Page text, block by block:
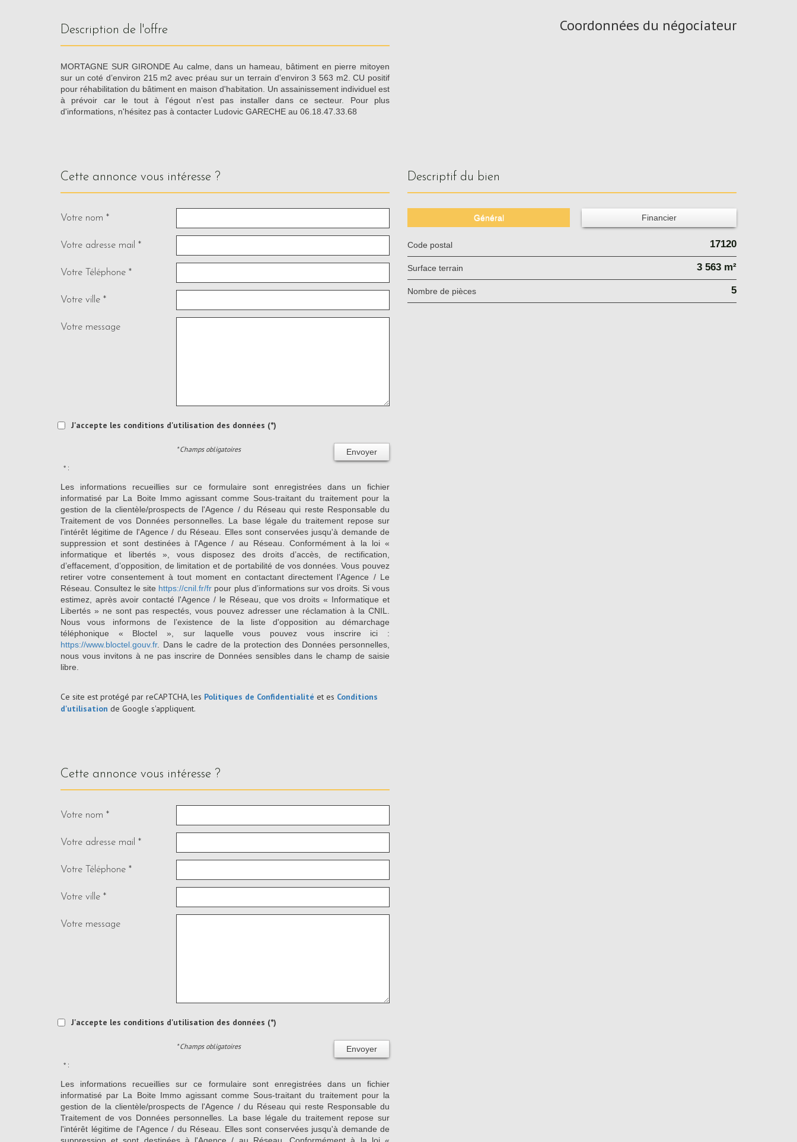
description de l'offre
MORTAGNE SUR GIRONDE Au calme, dans un hameau, bâtiment en pierre mitoyen
sur un coté d’environ 215 m2 avec préau sur un terrain d'environ 3 563 m2. CU positif
pour réhabilitation du bâtiment en maison d'habitation. Un assainissement individuel est
à prévoir car le tout à l'égout n'est pas installer dans ce secteur. Pour plus
d'informations, n'hésitez pas à contacter Ludovic GARECHE au 06.18.47.33.68
Coordonnées du négociateur
cette annonce vous intéresse ?
Votre nom *
Votre adresse mail *
Votre Téléphone *
Votre ville *
Votre message
J'accepte les conditions d'utilisation des données (*)
Envoyer
* Champs obligatoires
* :
Les informations recueillies sur ce formulaire sont enregistrées dans un fichier
informatisé par La Boite Immo agissant comme Sous-traitant du traitement pour la
gestion de la clientèle/prospects de l'Agence / du Réseau qui reste Responsable du
Traitement de vos Données personnelles. La base légale du traitement repose sur
l'intérêt légitime de l'Agence / du Réseau. Elles sont conservées jusqu'à demande de
suppression et sont destinées à l'Agence / au Réseau. Conformément à la loi «
informatique et libertés », vous disposez des droits d’accès, de rectification,
d’effacement, d’opposition, de limitation et de portabilité de vos données. Vous pouvez
retirer votre consentement à tout moment en contactant directement l’Agence / Le
Réseau. Consultez le site https://cnil.fr/fr pour plus d’informations sur vos droits. Si vous
estimez, après avoir contacté l'Agence / le Réseau, que vos droits « Informatique et
Libertés » ne sont pas respectés, vous pouvez adresser une réclamation à la CNIL.
Nous vous informons de l’existence de la liste d'opposition au démarchage
téléphonique « Bloctel », sur laquelle vous pouvez vous inscrire ici :
https://www.bloctel.gouv.fr. Dans le cadre de la protection des Données personnelles,
nous vous invitons à ne pas inscrire de Données sensibles dans le champ de saisie
libre.
Ce site est protégé par reCAPTCHA, les Politiques de Confidentialité et es Conditions
d'utilisation de Google s'appliquent.
descriptif du bien
Général Financier
Code postal 17120
surface terrain 3 563 m²
Nombre de pièces 5
cette annonce vous intéresse ?
Votre nom *
Votre adresse mail *
Votre Téléphone *
Votre ville *
Votre message
J'accepte les conditions d'utilisation des données (*)
Envoyer
* Champs obligatoires
* :
Les informations recueillies sur ce formulaire sont enregistrées dans un fichier
informatisé par La Boite Immo agissant comme Sous-traitant du traitement pour la
gestion de la clientèle/prospects de l'Agence / du Réseau qui reste Responsable du
Traitement de vos Données personnelles. La base légale du traitement repose sur
l'intérêt légitime de l'Agence / du Réseau. Elles sont conservées jusqu'à demande de